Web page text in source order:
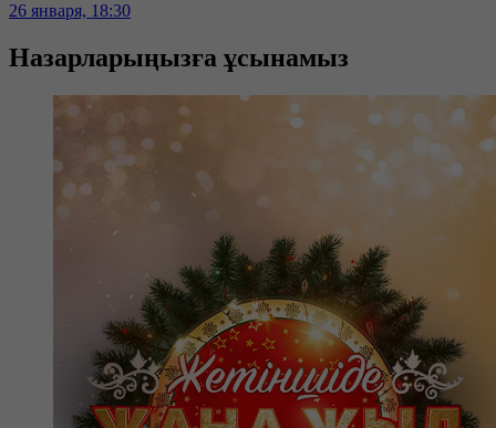
26 января, 18:30
Назарларыңызға ұсынамыз